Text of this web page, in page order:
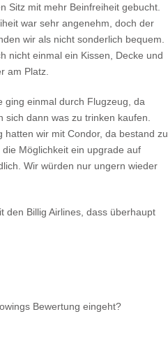
Sitz mit mehr Beinfreiheit gebucht.
war sehr angenehm, doch der
wir als nicht sonderlich bequem.
nicht einmal ein Kissen, Decke und
am Platz.
ging einmal durch Flugzeug, da
sich dann was zu trinken kaufen.
hatten wir mit Condor, da bestand zu
die Möglichkeit ein upgrade auf
Wir würden nur ungern wieder
den Billig Airlines, dass überhaupt
Bewertung eingeht?